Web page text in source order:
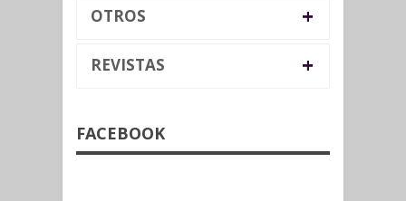
OTROS +
REVISTAS +
FACEBOOK